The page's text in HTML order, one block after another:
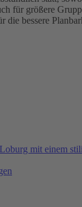
für größere
die bessere